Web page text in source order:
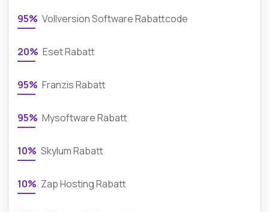
95% Vollversion Software Rabattcode
20% Eset Rabatt
95% Franzis Rabatt
95% Mysoftware Rabatt
10% Skylum Rabatt
10% Zap Hosting Rabatt